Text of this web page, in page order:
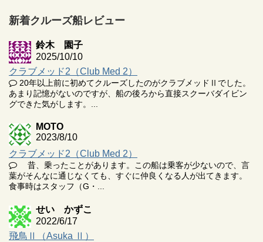
新着クルーズ船レビュー
鈴木 園子
2025/10/10
クラブメッド2（Club Med 2）
20年以上前に初めてクルーズしたのがクラブメッドⅡでした。
あまり記憶がないのですが、船の後ろから直接スクーバダイビン
グできた気がします。...
MOTO
2023/8/10
クラブメッド2（Club Med 2）
昔、乗ったことがあります。この船は乗客が少ないので、言
葉がそんなに通じなくても、すぐに仲良くなる人が出てきます。
食事時はスタッフ（G・...
せい かずこ
2022/6/17
飛鳥Ⅱ（Asuka Ⅱ）